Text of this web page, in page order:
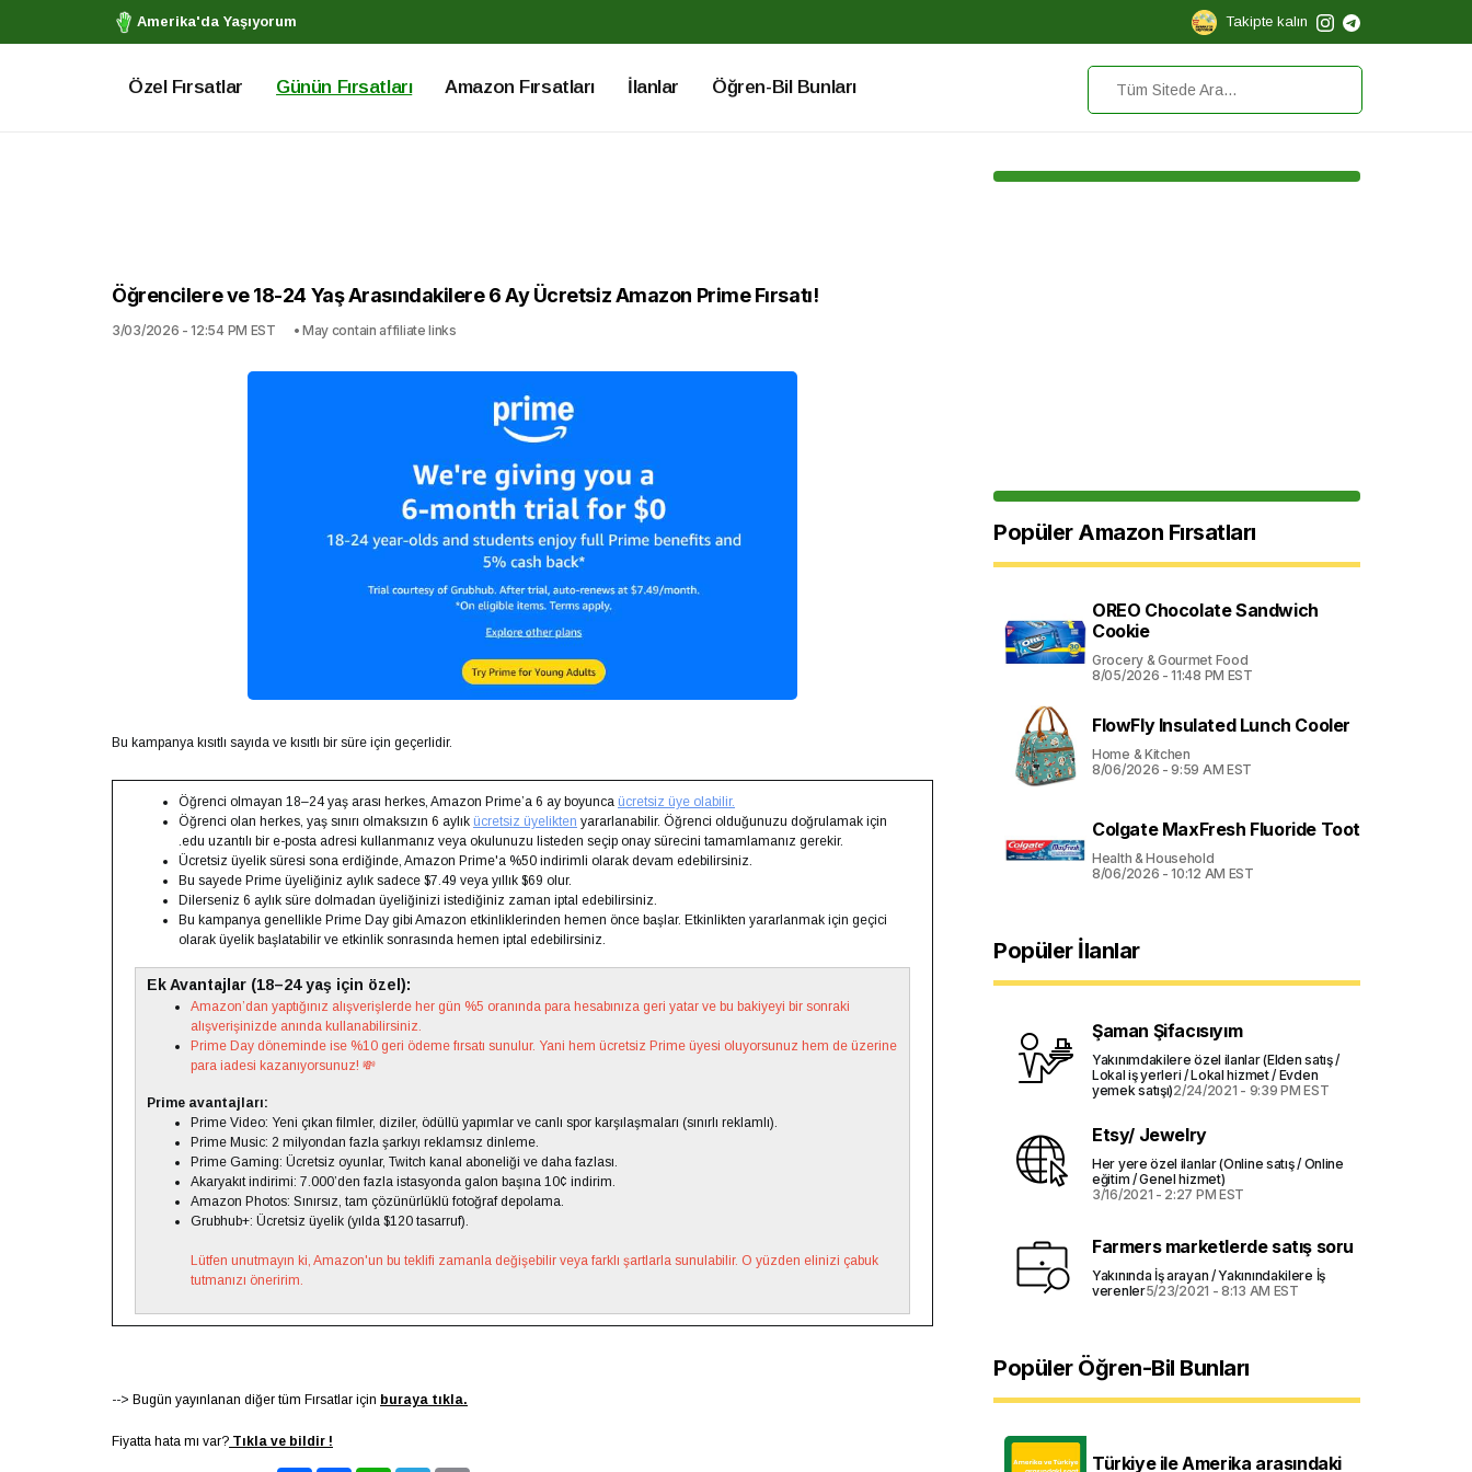
Amerika'da Yaşıyorum Takipte kalın
Özel Fırsatlar Günün Fırsatları Amazon Fırsatları İlanlar Öğren-Bil Bunları
Öğrencilere ve 18-24 Yaş Arasındakilere 6 Ay Ücretsiz Amazon Prime Fırsatı!
3/03/2026 - 12:54 PM EST • May contain affiliate links
Bu kampanya kısıtlı sayıda ve kısıtlı bir süre için geçerlidir.
Öğrenci olmayan 18–24 yaş arası herkes, Amazon Prime’a 6 ay boyunca ücretsiz üye olabilir.
Öğrenci olan herkes, yaş sınırı olmaksızın 6 aylık ücretsiz üyelikten yararlanabilir. Öğrenci olduğunuzu doğrulamak için
.edu uzantılı bir e-posta adresi kullanmanız veya okulunuzu listeden seçip onay sürecini tamamlamanız gerekir.
Ücretsiz üyelik süresi sona erdiğinde, Amazon Prime'a %50 indirimli olarak devam edebilirsiniz.
Bu sayede Prime üyeliğiniz aylık sadece $7.49 veya yıllık $69 olur.
Dilerseniz 6 aylık süre dolmadan üyeliğinizi istediğiniz zaman iptal edebilirsiniz.
Bu kampanya genellikle Prime Day gibi Amazon etkinliklerinden hemen önce başlar. Etkinlikten yararlanmak için geçici
olarak üyelik başlatabilir ve etkinlik sonrasında hemen iptal edebilirsiniz.
Ek Avantajlar (18–24 yaş için özel):
Amazon’dan yaptığınız alışverişlerde her gün %5 oranında para hesabınıza geri yatar ve bu bakiyeyi bir sonraki
alışverişinizde anında kullanabilirsiniz.
Prime Day döneminde ise %10 geri ödeme fırsatı sunulur. Yani hem ücretsiz Prime üyesi oluyorsunuz hem de üzerine
para iadesi kazanıyorsunuz! 💸
Prime avantajları:
Prime Video: Yeni çıkan filmler, diziler, ödüllü yapımlar ve canlı spor karşılaşmaları (sınırlı reklamlı).
Prime Music: 2 milyondan fazla şarkıyı reklamsız dinleme.
Prime Gaming: Ücretsiz oyunlar, Twitch kanal aboneliği ve daha fazlası.
Akaryakıt indirimi: 7.000’den fazla istasyonda galon başına 10¢ indirim.
Amazon Photos: Sınırsız, tam çözünürlüklü fotoğraf depolama.
Grubhub+: Ücretsiz üyelik (yılda $120 tasarruf).
Lütfen unutmayın ki, Amazon'un bu teklifi zamanla değişebilir veya farklı şartlarla sunulabilir. O yüzden elinizi çabuk
tutmanızı öneririm.
--> Bugün yayınlanan diğer tüm Fırsatlar için buraya tıkla.
Fiyatta hata mı var? Tıkla ve bildir !
Popüler Amazon Fırsatları
OREO Chocolate Sandwich
Cookie
Grocery & Gourmet Food
8/05/2026 - 11:48 PM EST
FlowFly Insulated Lunch Cooler
Home & Kitchen
8/06/2026 - 9:59 AM EST
Colgate MaxFresh Fluoride Toot
Health & Household
8/06/2026 - 10:12 AM EST
Popüler İlanlar
Şaman Şifacısıyım
Yakınımdakilere özel ilanlar (Elden satış /
Lokal iş yerleri / Lokal hizmet / Evden
yemek satışı)2/24/2021 - 9:39 PM EST
Etsy/ Jewelry
Her yere özel ilanlar (Online satış / Online
eğitim / Genel hizmet)
3/16/2021 - 2:27 PM EST
Farmers marketlerde satış soru
Yakınında İş arayan / Yakınındakilere İş
verenler5/23/2021 - 8:13 AM EST
Popüler Öğren-Bil Bunları
Türkiye ile Amerika arasındaki